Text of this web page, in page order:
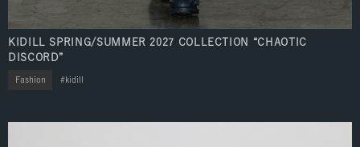
KIDILL SPRING/SUMMER 2027 COLLECTION “CHAOTIC
DISCORD”
Fashion kidill